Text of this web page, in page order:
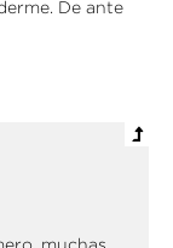
De ante